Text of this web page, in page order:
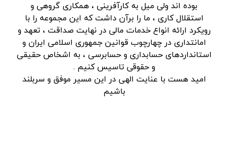
بوده اند ولی میل به کارآفرینی ، همکاری گروهی و
استقلال کاری ، ما را برآن داشت که این مجموعه را با
رویکرد ارائه انواع خدمات مالی در نهایت صداقت ، تعهد و
امانتداری در چهارچوب قوانین جمهوری اسلامی ایران و
استانداردهای حسابداری و حسابرسی ، به اشخاص حقیقی
و حقوقی تاسیس کنیم .
امید هست با عنایت الهی در این مسیر موفق و سربلند
باشیم